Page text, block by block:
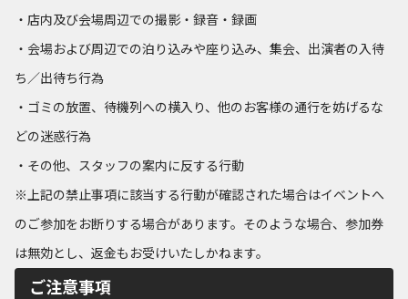
・店内及び会場周辺での撮影・録音・録画
・会場および周辺での泊り込みや座り込み、集会、出演者の入待
ち／出待ち行為
・ゴミの放置、待機列への横入り、他のお客様の通行を妨げるな
どの迷惑行為
・その他、スタッフの案内に反する行動
※上記の禁止事項に該当する行動が確認された場合はイベントへ
のご参加をお断りする場合があります。そのような場合、参加券
は無効とし、返金もお受けいたしかねます。
ご注意事項